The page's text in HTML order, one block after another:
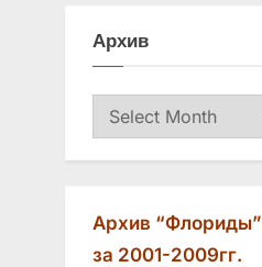
Архив
Архив
Архив “Флориды”
за 2001-2009гг.